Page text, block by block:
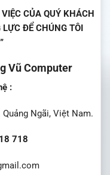
CỦA QUÝ KHÁCH
ĐỂ CHÚNG TÔI
Vũ Computer
:
Ngãi, Việt Nam.
718